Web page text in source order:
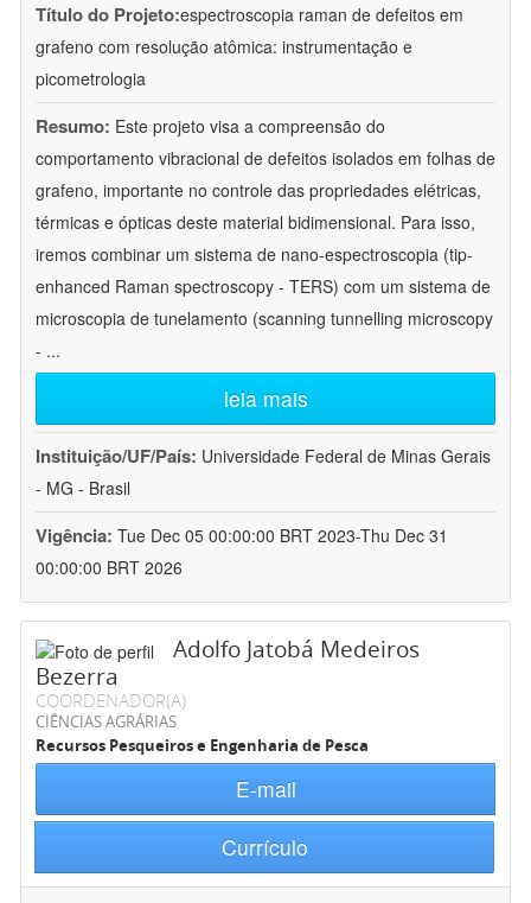
Título do Projeto:espectroscopia raman de defeitos em
grafeno com resolução atômica: instrumentação e
picometrologia
Resumo: Este projeto visa a compreensão do
comportamento vibracional de defeitos isolados em folhas de
grafeno, importante no controle das propriedades elétricas,
térmicas e ópticas deste material bidimensional. Para isso,
iremos combinar um sistema de nano-espectroscopia (tip-
enhanced Raman spectroscopy - TERS) com um sistema de
microscopia de tunelamento (scanning tunnelling microscopy
- ...
leia mais
Instituição/UF/País: Universidade Federal de Minas Gerais
- MG - Brasil
Vigência: Tue Dec 05 00:00:00 BRT 2023-Thu Dec 31
00:00:00 BRT 2026
Adolfo Jatobá Medeiros
Bezerra
COORDENADOR(A)
CIÊNCIAS AGRÁRIAS
Recursos Pesqueiros e Engenharia de Pesca
E-mail
Currículo